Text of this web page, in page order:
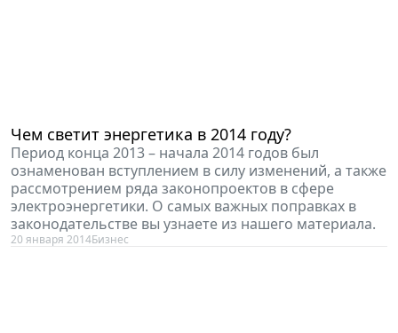
Чем светит энергетика в 2014 году?
Период конца 2013 – начала 2014 годов был
ознаменован вступлением в силу изменений, а также
рассмотрением ряда законопроектов в сфере
электроэнергетики. О самых важных поправках в
законодательстве вы узнаете из нашего материала.
20 января 2014Бизнес